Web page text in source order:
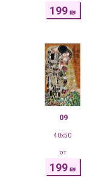
199 ₪
40x50
199 ₪
от
09